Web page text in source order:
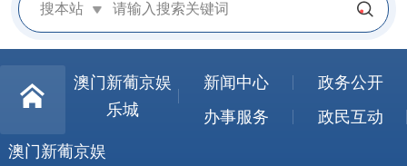
搜本站
澳门新葡京娱
乐城
新闻中心
政务公开
办事服务
政民互动
澳门新葡京娱